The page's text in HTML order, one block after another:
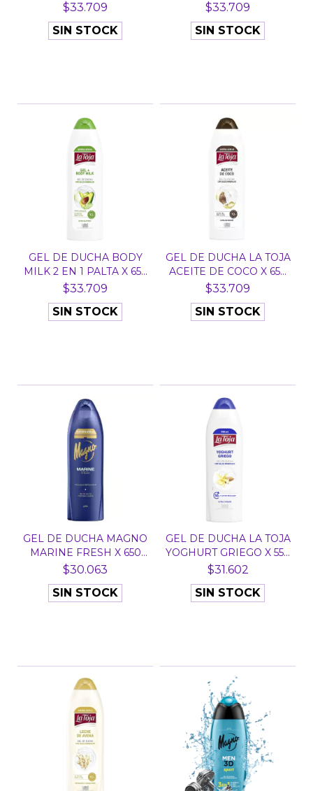
$33.709
SIN STOCK
$33.709
SIN STOCK
GEL DE DUCHA BODY
MILK 2 EN 1 PALTA X 65...
$33.709
SIN STOCK
GEL DE DUCHA LA TOJA
ACEITE DE COCO X 65...
$33.709
SIN STOCK
GEL DE DUCHA MAGNO
MARINE FRESH X 650
ML...
$30.063
SIN STOCK
GEL DE DUCHA LA TOJA
YOGHURT GRIEGO X 55...
$31.602
SIN STOCK